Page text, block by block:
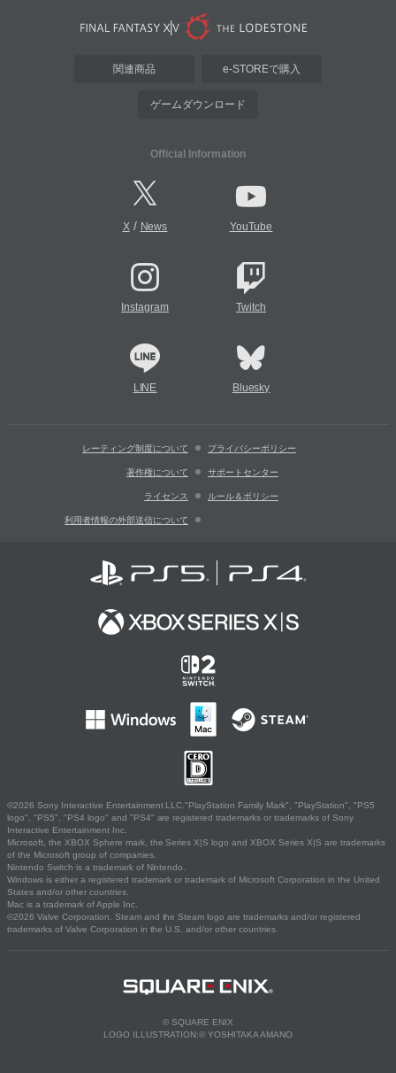
関連商品 e-STOREで購入
ゲームダウンロード
Official Information
X/ News YouTube
Instagram Twitch
LINE Bluesky
レーティング制度について プライバシーポリシー
著作権について サポートセンター
ライセンス ルール＆ポリシー
利用者情報の外部送信について
©2026 Sony Interactive Entertainment LLC."PlayStation Family Mark", "PlayStation", "PS5
logo", "PS5", "PS4 logo" and "PS4" are registered trademarks or trademarks of Sony
Interactive Entertainment Inc.
Microsoft, the XBOX Sphere mark, the Series X|S logo and XBOX Series X|S are trademarks
of the Microsoft group of companies.
Nintendo Switch is a trademark of Nintendo.
Windows is either a registered trademark or trademark of Microsoft Corporation in the United
States and/or other countries.
Mac is a trademark of Apple Inc.
©2026 Valve Corporation. Steam and the Steam logo are trademarks and/or registered
trademarks of Valve Corporation in the U.S. and/or other countries.
© SQUARE ENIX
LOGO ILLUSTRATION:© YOSHITAKA AMANO